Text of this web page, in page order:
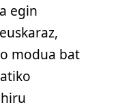
egin
modua bat